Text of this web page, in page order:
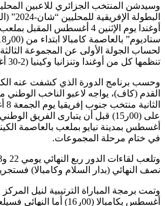
وسيدشن المنتخب الجزائري للاعبين
أوغندا يوم الإثنين 4 أغسطس
لحساب الجولة الأولى عن المجموعة
تنظمها كل من أوغندا وتنزانيا وكينيا (2-30 أغسطس).
وحسب برنامج الدورة الذي كشفت عنه
القدم (كاف)، يواجه لاعبو الناخب الوطني
في ختام مرحلة المجموعات.
نصف النهائي (بدار السلام وكامبالا) فستجريان يوم